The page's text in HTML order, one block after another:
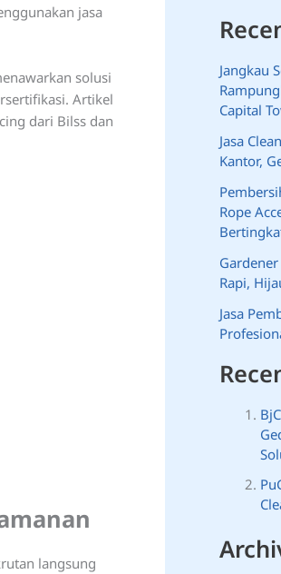
jasa
solusi
Artikel
dari Bilss dan
langsung
Jangkau
Capital
Jasa
Kantor,
Rope
Rapi,
Jasa